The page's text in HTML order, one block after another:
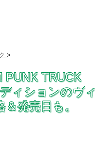
>
PUNK TRUCK
ィションのヴィ
発売日も。